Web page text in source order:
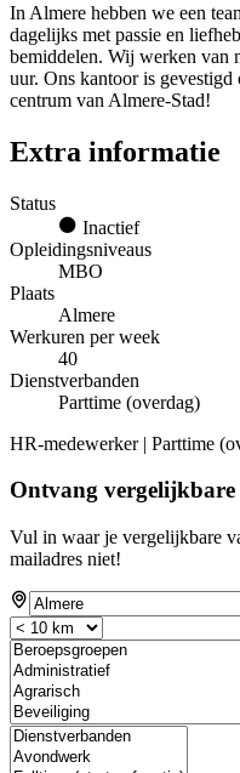
In Almere hebben we een
dagelijks met passie en
bemiddelen. Wij werken van
uur. Ons kantoor is gevestigd
centrum van Almere-Stad!
Extra informatie
Status
Inactief
Opleidingsniveaus
MBO
Plaats
Almere
Werkuren per week
40
Dienstverbanden
Parttime (overdag)
HR-medewerker | Parttime
Ontvang
Vul in waar je vergelijkbare
mailadres niet!